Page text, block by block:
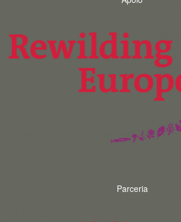
Parceria